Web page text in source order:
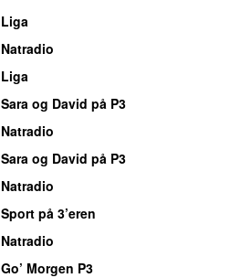
Liga
Natradio
Liga
Sara og David på P3
Natradio
Sara og David på P3
Natradio
Sport på 3’eren
Natradio
Go’ Morgen P3